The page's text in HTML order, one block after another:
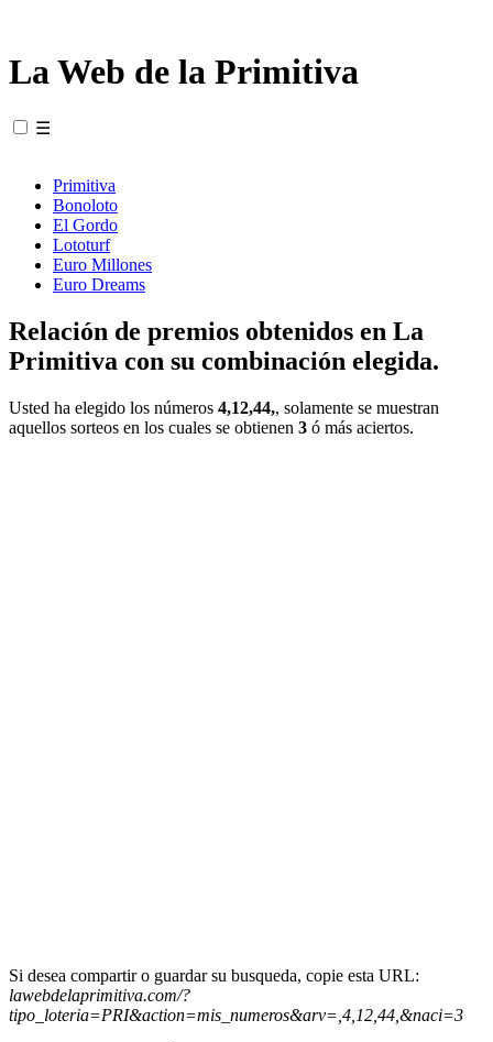
La Web de la Primitiva
☰
Primitiva
Bonoloto
El Gordo
Lototurf
Euro Millones
Euro Dreams
Relación de premios obtenidos en La
Primitiva con su combinación elegida.
Usted ha elegido los números 4,12,44,, solamente se muestran
aquellos sorteos en los cuales se obtienen 3 ó más aciertos.
Si desea compartir o guardar su busqueda, copie esta URL:
lawebdelaprimitiva.com/?
tipo_loteria=PRI&action=mis_numeros&arv=,4,12,44,&naci=3